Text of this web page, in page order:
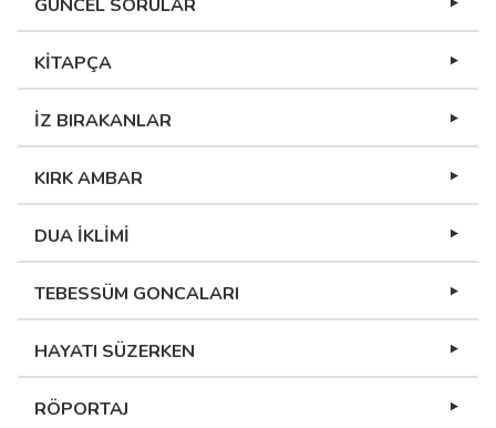
GÜNCEL SORULAR
KİTAPÇA
İZ BIRAKANLAR
KIRK AMBAR
DUA İKLİMİ
TEBESSÜM GONCALARI
HAYATI SÜZERKEN
RÖPORTAJ